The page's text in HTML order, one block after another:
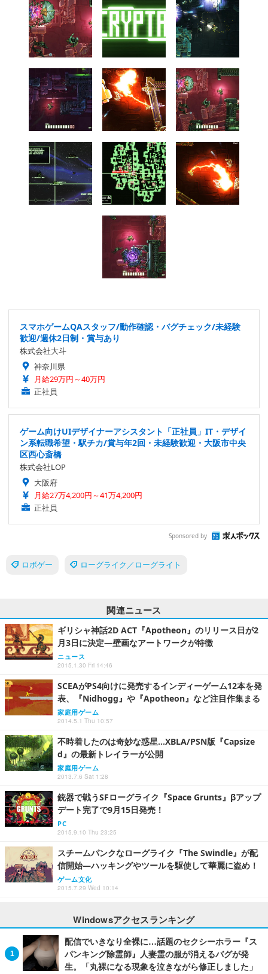
スマホゲームQAスタッフ/動作確認・バグチェック/未経験
歓迎/週休2日制・賞与あり
株式会社大斗
神奈川県
月給29万円～40万円
正社員
ゲーム向けUIデザイナーアシスタント「正社員」IT・デザイ
ン系転職希望・駅チカ/賞与年2回・未経験歓迎・大阪市中央
区西心斎橋
株式会社LOP
大阪府
月給27万4,200円～41万4,200円
正社員
Sponsored by
ロボゲー ローグライク／ローグライト
関連ニュース
ギリシャ神話2D ACT『Apotheon』のリリース日が2
月3日に決定―壁画なアートワークが特徴
ニュース
2015.1.30 Fri 14:46
SCEAがPS4向けに発売するインディーゲーム12本を発
表、『Nidhogg』や『Apotheon』など注目作集まる
家庭用ゲーム
2014.5.1 Thu 10:57
不時着したのは奇妙な惑星…XBLA/PSN版『Capsize
d』の最新トレイラーが公開
家庭用ゲーム
2013.7.6 Sat 1:28
銃器で戦うSFローグライク『Space Grunts』βアップ
デート完了で9月15日発売！
PC
2015.9.10 Thu 23:25
スチームパンクなローグライク『The Swindle』が配
信開始―ハッキングやツールを駆使して華麗に盗め！
ゲーム文化
2015.7.29 Wed 10:14
Windowsアクセスランキング
配信でいきなり全裸に…話題のセクシーホラー『ス
パンキング除霊師』人妻霊の服が消えるバグが発
生。「丸裸になる現象を泣きながら修正しました」